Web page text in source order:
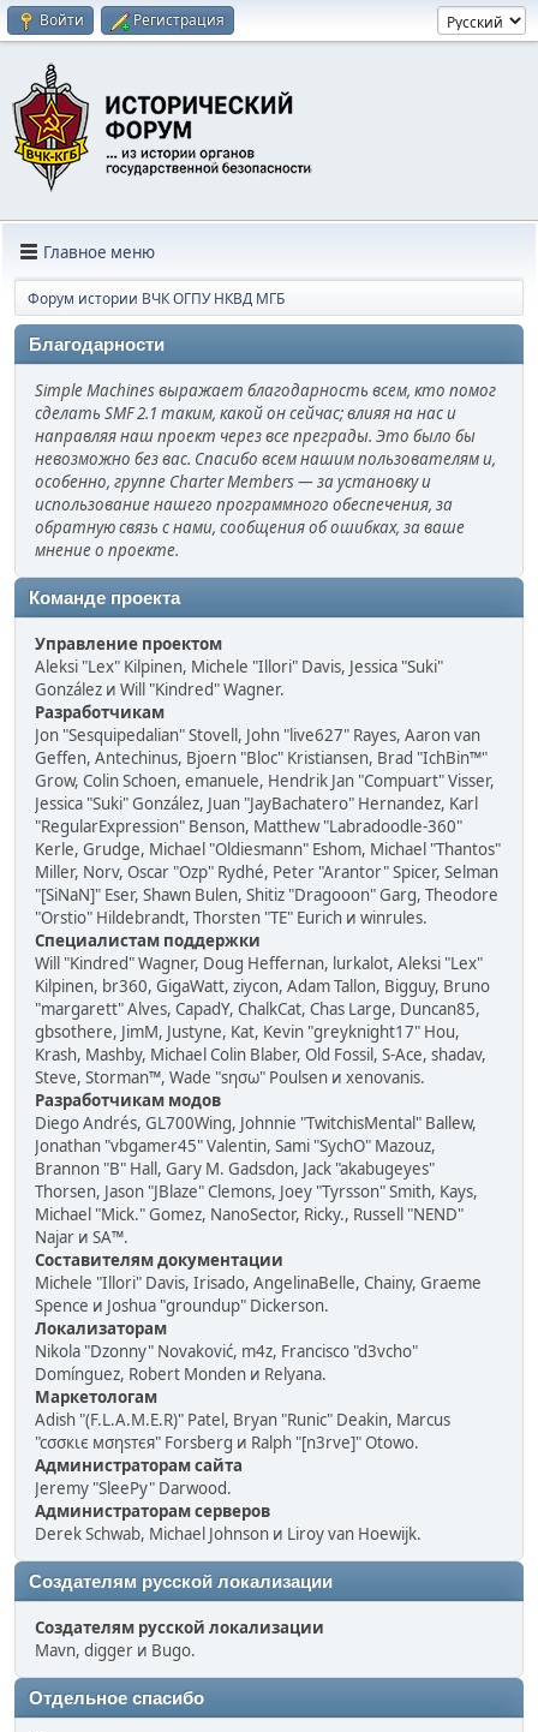
Войти Регистрация
Главное меню
Форум истории ВЧК ОГПУ НКВД МГБ
Благодарности
Simple Machines выражает благодарность всем, кто помог
сделать SMF 2.1 таким, какой он сейчас; влияя на нас и
направляя наш проект через все преграды. Это было бы
невозможно без вас. Спасибо всем нашим пользователям и,
особенно, группе Charter Members — за установку и
использование нашего программного обеспечения, за
обратную связь с нами, сообщения об ошибках, за ваше
мнение о проекте.
Команде проекта
Управление проектом
Aleksi "Lex" Kilpinen, Michele "Illori" Davis, Jessica "Suki"
González и Will "Kindred" Wagner.
Разработчикам
Jon "Sesquipedalian" Stovell, John "live627" Rayes, Aaron van
Geffen, Antechinus, Bjoern "Bloc" Kristiansen, Brad "IchBin™"
Grow, Colin Schoen, emanuele, Hendrik Jan "Compuart" Visser,
Jessica "Suki" González, Juan "JayBachatero" Hernandez, Karl
"RegularExpression" Benson, Matthew "Labradoodle-360"
Kerle, Grudge, Michael "Oldiesmann" Eshom, Michael "Thantos"
Miller, Norv, Oscar "Ozp" Rydhé, Peter "Arantor" Spicer, Selman
"[SiNaN]" Eser, Shawn Bulen, Shitiz "Dragooon" Garg, Theodore
"Orstio" Hildebrandt, Thorsten "TE" Eurich и winrules.
Специалистам поддержки
Will "Kindred" Wagner, Doug Heffernan, lurkalot, Aleksi "Lex"
Kilpinen, br360, GigaWatt, ziycon, Adam Tallon, Bigguy, Bruno
"margarett" Alves, CapadY, ChalkCat, Chas Large, Duncan85,
gbsothere, JimM, Justyne, Kat, Kevin "greyknight17" Hou,
Krash, Mashby, Michael Colin Blaber, Old Fossil, S-Ace, shadav,
Steve, Storman™, Wade "sησω" Poulsen и xenovanis.
Разработчикам модов
Diego Andrés, GL700Wing, Johnnie "TwitchisMental" Ballew,
Jonathan "vbgamer45" Valentin, Sami "SychO" Mazouz,
Brannon "B" Hall, Gary M. Gadsdon, Jack "akabugeyes"
Thorsen, Jason "JBlaze" Clemons, Joey "Tyrsson" Smith, Kays,
Michael "Mick." Gomez, NanoSector, Ricky., Russell "NEND"
Najar и SA™.
Составителям документации
Michele "Illori" Davis, Irisado, AngelinaBelle, Chainy, Graeme
Spence и Joshua "groundup" Dickerson.
Локализаторам
Nikola "Dzonny" Novaković, m4z, Francisco "d3vcho"
Domínguez, Robert Monden и Relyana.
Маркетологам
Adish "(F.L.A.M.E.R)" Patel, Bryan "Runic" Deakin, Marcus
"cσσкιє мσηѕтєя" Forsberg и Ralph "[n3rve]" Otowo.
Администраторам сайта
Jeremy "SleePy" Darwood.
Администраторам серверов
Derek Schwab, Michael Johnson и Liroy van Hoewijk.
Создателям русской локализации
Создателям русской локализации
Mavn, digger и Bugo.
Отдельное спасибо